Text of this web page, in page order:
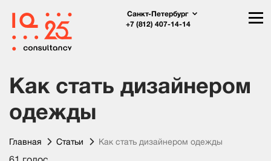
Санкт-Петербург
+7 (812) 407-14-14
Как стать дизайнером
одежды
Главная Статьи Как стать дизайнером одежды